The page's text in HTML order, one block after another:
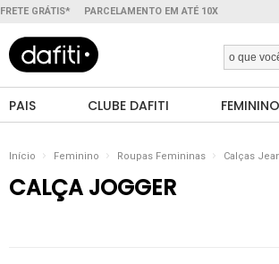
FRETE GRÁTIS* PARCELAMENTO EM ATÉ 10X
PAIS CLUBE DAFITI FEMININO
Início Feminino Roupas Femininas Calças
CALÇA JOGGER